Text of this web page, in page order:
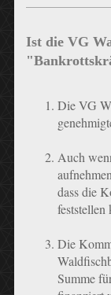
Ist die VG
Die VG
Auch
dass die
feststellen
Die
Summe